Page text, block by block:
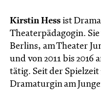
Kirstin Hess ist
Theaterpädagogin.
Berlins, am Theater
und von 2011 bis 2016
tätig. Seit der Spielzeit
Dramaturgin am